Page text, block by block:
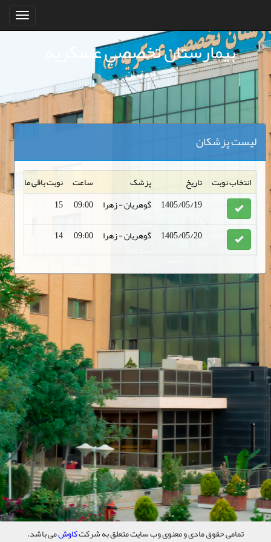
Toggle
بيمارستان تخصصي عسكريه
اصفهان
لیست پزشکان
انتخاب نوبت تاریخ پزشک ساعت نوبت باقی مانده
1405/05/19
گوهریان - زهرا 09:00
15
1405/05/20
گوهریان - زهرا 09:00
14
تمامی حقوق مادی و معنوی وب سایت متعلق به شرکتکاوشمی باشد.